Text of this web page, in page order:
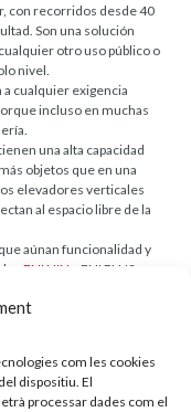
com les cookies
dispositiu. El
processar dades com el
con recorridos desde 40
Son una solución
otro uso público o
nivel.
a cualquier exigencia
incluso en muchas
una alta capacidad
objetos que en una
elevadores verticales
al espacio libre de la
aúnan funcionalidad y
ENI NIN y ENI PLUS,
diseño que se requiera.
estan marcats